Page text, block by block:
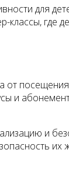
для
где
от
и
и
их